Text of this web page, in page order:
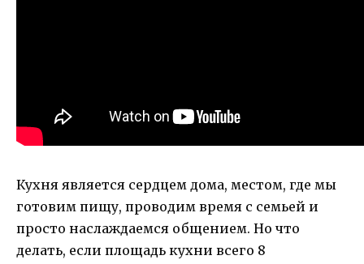
Кухня является сердцем дома, местом, где мы
готовим пищу, проводим время с семьей и
просто наслаждаемся общением. Но что
делать, если площадь кухни всего 8